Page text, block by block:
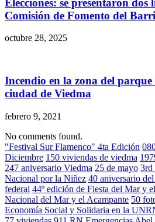
Comisión de Fomento del
octubre 28, 2025
Incendio en la zona del
ciudad de Viedma
febrero 9, 2021
No comments found.
"Festival Sur Flamenco" 4ta Edición
Diciembre 150 viviendas de viedma
247 aniversario Viedma 25 de mayo 3rd
Nacional por la Niñez 40 aniversario
federal 44º edición de Fiesta del Mar y
Nacional del Mar y el Acampante 50
Economía Social y Solidaria en la